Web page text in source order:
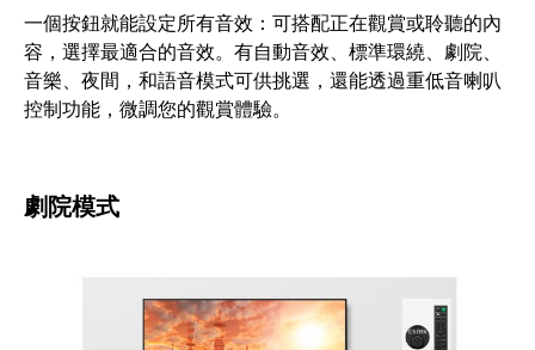
一個按鈕就能設定所有音效：可搭配正在觀賞或聆聽的內
容，選擇最適合的音效。有自動音效、標準環繞、劇院、
音樂、夜間，和語音模式可供挑選，還能透過重低音喇叭
控制功能，微調您的觀賞體驗。
劇院模式